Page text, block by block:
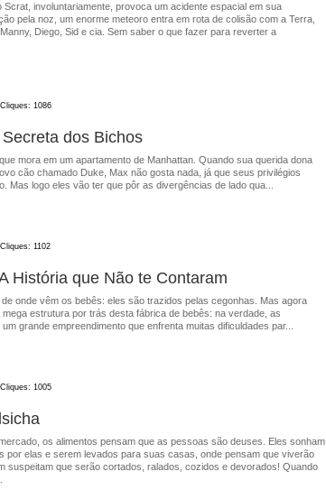
Scrat, involuntariamente, provoca um acidente espacial em sua
pela noz, um enorme meteoro entra em rota de colisão com a Terra,
Diego, Sid e cia. Sem saber o que fazer para reverter a
1086
dos Bichos
mora em um apartamento de Manhattan. Quando sua querida dona
cão chamado Duke, Max não gosta nada, já que seus privilégios
Mas logo eles vão ter que pôr as divergências de lado qua...
1102
História que Não te Contaram
onde vêm os bebês: eles são trazidos pelas cegonhas. Mas agora
estrutura por trás desta fábrica de bebês: na verdade, as
grande empreendimento que enfrenta muitas dificuldades par...
1005
os alimentos pensam que as pessoas são deuses. Eles sonham
por elas e serem levados para suas casas, onde pensam que viverão
suspeitam que serão cortados, ralados, cozidos e devorados! Quando